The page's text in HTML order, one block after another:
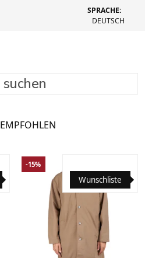
SPRACHE:
DEUTSCH
EMPFOHLEN
Wunschliste
-15%